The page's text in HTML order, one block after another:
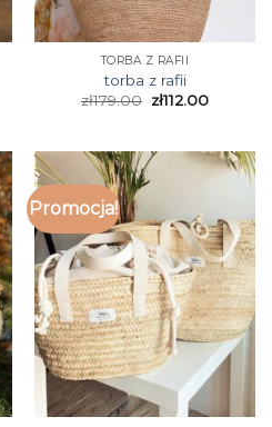
TORBA Z RAFII
torba z rafii
zł179.00 zł112.00
Promocja!